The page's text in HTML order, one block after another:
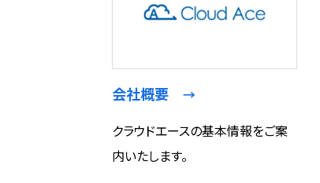
会社概要 →
クラウドエースの基本情報をご案
内いたします。